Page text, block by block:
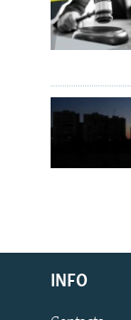
Русский
Українською
INFO